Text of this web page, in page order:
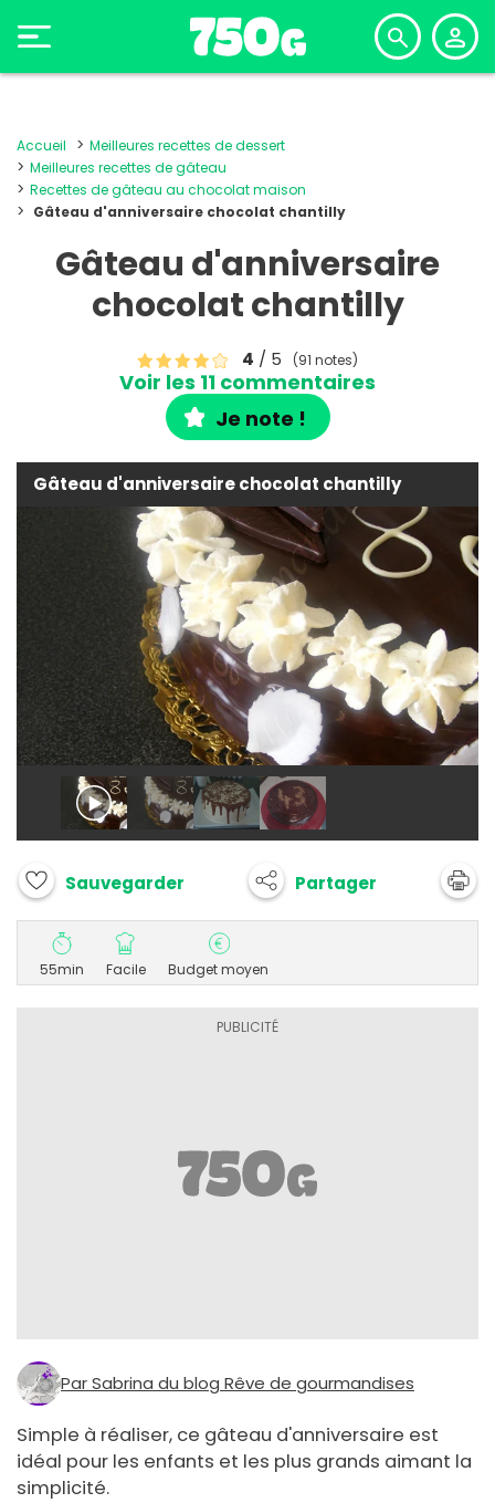
Accueil
Meilleures recettes de dessert
Meilleures recettes de gâteau
Recettes de gâteau au chocolat maison
Gâteau d'anniversaire chocolat chantilly
Gâteau d'anniversaire
chocolat chantilly
4 / 5 (91 notes)
Voir les 11 commentaires
Je note !
Gâteau d'anniversaire chocolat chantilly
Sauvegarder Partager
55min Facile Budget moyen
Par Sabrina du blog Rêve de gourmandises
Simple à réaliser, ce gâteau d'anniversaire est
idéal pour les enfants et les plus grands aimant la
simplicité.